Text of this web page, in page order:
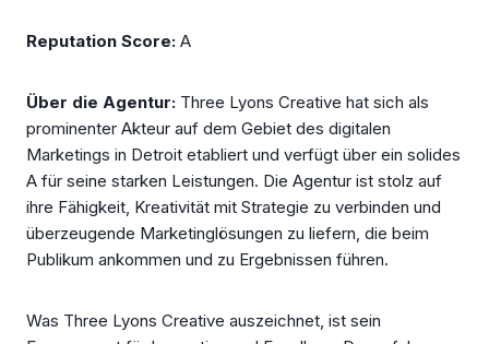
Reputation Score: A
Über die Agentur: Three Lyons Creative hat sich als
prominenter Akteur auf dem Gebiet des digitalen
Marketings in Detroit etabliert und verfügt über ein solides
A für seine starken Leistungen. Die Agentur ist stolz auf
ihre Fähigkeit, Kreativität mit Strategie zu verbinden und
überzeugende Marketinglösungen zu liefern, die beim
Publikum ankommen und zu Ergebnissen führen.
Was Three Lyons Creative auszeichnet, ist sein